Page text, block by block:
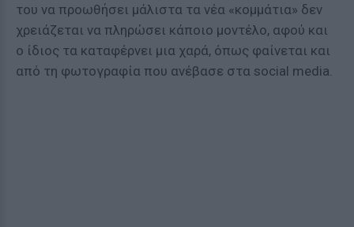
του να προωθήσει μάλιστα τα νέα «κομμάτια» δεν
χρειάζεται να πληρώσει κάποιο μοντέλο, αφού και
ο ίδιος τα καταφέρνει μια χαρά, όπως φαίνεται και
από τη φωτογραφία που ανέβασε στα social media.